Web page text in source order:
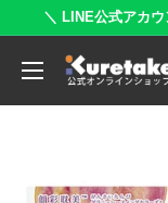
ン
＼ LINE公式アカ
呉
オ